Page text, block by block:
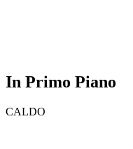
In Primo Piano
CALDO